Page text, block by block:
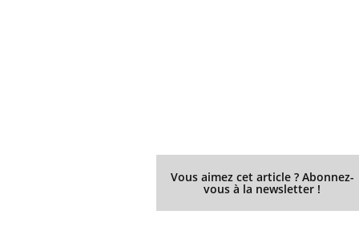
Vous aimez cet article ? Abonnez-
vous à la newsletter !